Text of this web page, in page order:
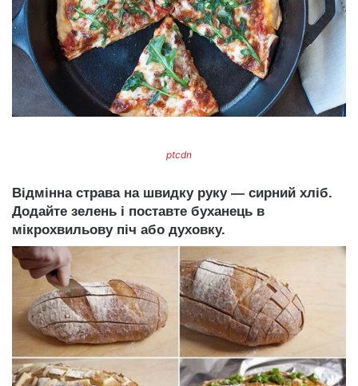
ptcdn
Відмінна страва на швидку руку — сирний хліб.
Додайте зелень і поставте буханець в
мікрохвильову піч або духовку.